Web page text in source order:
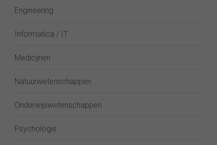
Engineering
Informatica / IT
Medicijnen
Natuurwetenschappen
Onderwijswetenschappen
Psychologie